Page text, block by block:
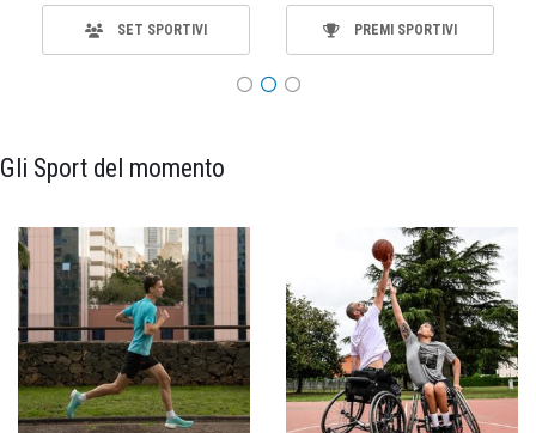
SET SPORTIVI PREMI SPORTIVI
Gli Sport del momento